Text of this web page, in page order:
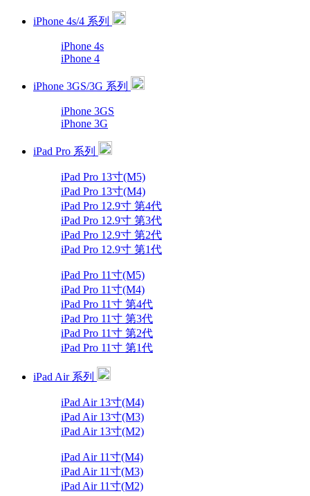
iPhone 4s/4 系列
iPhone 4s
iPhone 4
iPhone 3GS/3G 系列
iPhone 3GS
iPhone 3G
iPad Pro 系列
iPad Pro 13寸(M5)
iPad Pro 13寸(M4)
iPad Pro 12.9寸 第4代
iPad Pro 12.9寸 第3代
iPad Pro 12.9寸 第2代
iPad Pro 12.9寸 第1代
iPad Pro 11寸(M5)
iPad Pro 11寸(M4)
iPad Pro 11寸 第4代
iPad Pro 11寸 第3代
iPad Pro 11寸 第2代
iPad Pro 11寸 第1代
iPad Air 系列
iPad Air 13寸(M4)
iPad Air 13寸(M3)
iPad Air 13寸(M2)
iPad Air 11寸(M4)
iPad Air 11寸(M3)
iPad Air 11寸(M2)